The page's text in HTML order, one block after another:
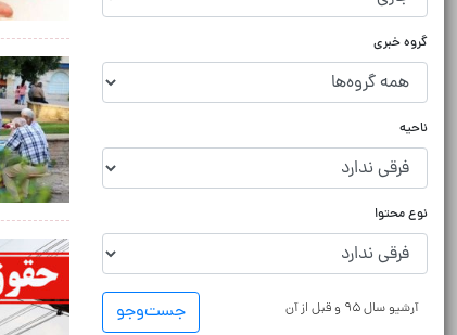
گروه خبری
ناحیه
نوع محتوا
جست‌و‌جو آرشیو سال ۹۵ و قبل از آن